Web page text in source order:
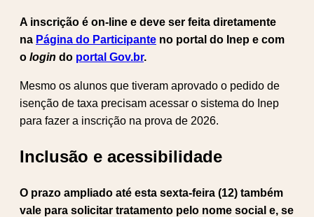
A inscrição é on-line e deve ser feita diretamente
na Página do Participante no portal do Inep e com
o login do portal Gov.br.
Mesmo os alunos que tiveram aprovado o pedido de
isenção de taxa precisam acessar o sistema do Inep
para fazer a inscrição na prova de 2026.
Inclusão e acessibilidade
O prazo ampliado até esta sexta-feira (12) também
vale para solicitar tratamento pelo nome social e, se